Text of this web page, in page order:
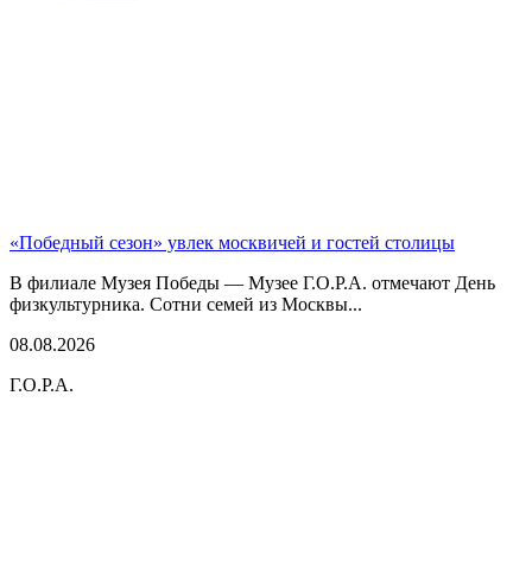
«Победный сезон» увлек москвичей и гостей столицы
В филиале Музея Победы — Музее Г.О.Р.А. отмечают День
физкультурника. Сотни семей из Москвы...
08.08.2026
Г.О.Р.А.